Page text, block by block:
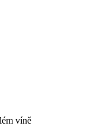
víně